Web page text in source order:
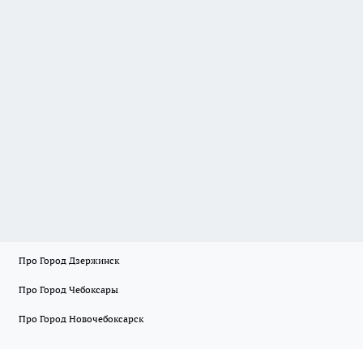
Про Город Дзержинск
Про Город Чебоксары
Про Город Новочебоксарск